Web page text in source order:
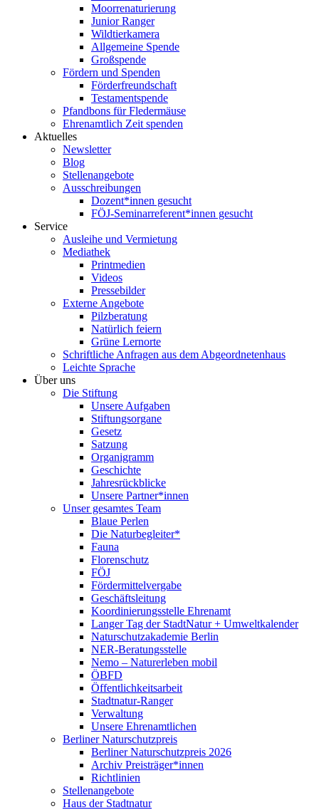
Moorrenaturierung
Junior Ranger
Wildtierkamera
Allgemeine Spende
Großspende
Fördern und Spenden
Förderfreundschaft
Testamentspende
Pfandbons für Fledermäuse
Ehrenamtlich Zeit spenden
Aktuelles
Newsletter
Blog
Stellenangebote
Ausschreibungen
Dozent*innen gesucht
FÖJ-Seminarreferent*innen gesucht
Service
Ausleihe und Vermietung
Mediathek
Printmedien
Videos
Pressebilder
Externe Angebote
Pilzberatung
Natürlich feiern
Grüne Lernorte
Schriftliche Anfragen aus dem Abgeordnetenhaus
Leichte Sprache
Über uns
Die Stiftung
Unsere Aufgaben
Stiftungsorgane
Gesetz
Satzung
Organigramm
Geschichte
Jahresrückblicke
Unsere Partner*innen
Unser gesamtes Team
Blaue Perlen
Die Naturbegleiter*
Fauna
Florenschutz
FÖJ
Fördermittelvergabe
Geschäftsleitung
Koordinierungsstelle Ehrenamt
Langer Tag der StadtNatur + Umweltkalender
Naturschutzakademie Berlin
NER-Beratungsstelle
Nemo – Naturerleben mobil
ÖBFD
Öffentlichkeitsarbeit
Stadtnatur-Ranger
Verwaltung
Unsere Ehrenamtlichen
Berliner Naturschutzpreis
Berliner Naturschutzpreis 2026
Archiv Preisträger*innen
Richtlinien
Stellenangebote
Haus der Stadtnatur